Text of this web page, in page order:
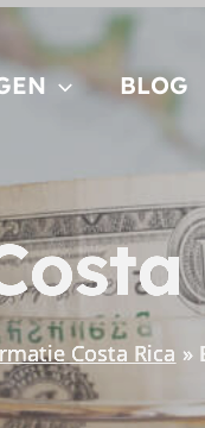
BLOG
Costa Rica